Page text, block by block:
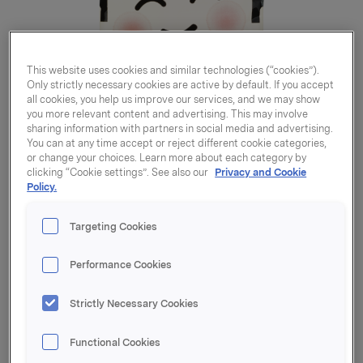
Mr. Lee nudler
m/Kjøttsmak 85g
This website uses cookies and similar technologies (“cookies”).
Only strictly necessary cookies are active by default. If you accept
all cookies, you help us improve our services, and we may show
you more relevant content and advertising. This may involve
sharing information with partners in social media and advertising.
You can at any time accept or reject different cookie categories,
or change your choices. Learn more about each category by
clicking “Cookie settings”. See also our Privacy and Cookie
Policy.
Targeting Cookies
Performance Cookies
Strictly Necessary Cookies
Functional Cookies